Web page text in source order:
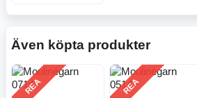
Även köpta produkter
REA REA